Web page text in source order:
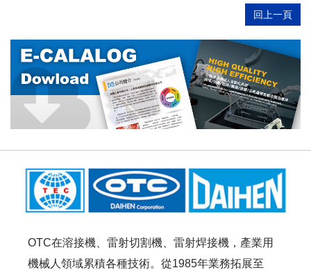
回上一頁
OTC在溶接機、雷射切割機、雷射焊接機，產業用
機械人領域累積各種技術。從1985年業務拓展至